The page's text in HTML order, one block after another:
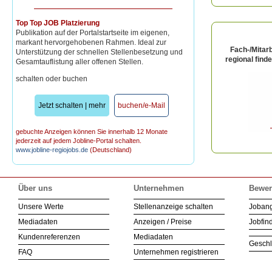
Top Top JOB Platzierung
Publikation auf der Portalstartseite im eigenen,
markant hervorgehobenen Rahmen. Ideal zur
Unterstützung der schnellen Stellenbesetzung und
Gesamtauflistung aller offenen Stellen.
schalten oder buchen
Jetzt schalten | mehr buchen/e-Mail
gebuchte Anzeigen können Sie innerhalb 12 Monate
jederzeit auf jedem Jobline-Portal schalten.
www.jobline-regiojobs.de (Deutschland)
Fach-/
regional
Über uns
Unsere Werte
Mediadaten
Kundenreferenzen
FAQ
Unternehmen
Stellenanzeige schalten
Anzeigen / Preise
Mediadaten
Unternehmen registrieren